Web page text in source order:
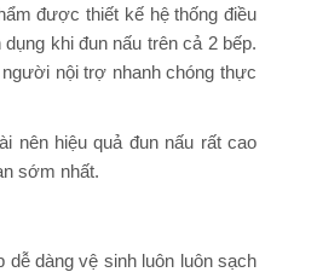
được thiết kế hệ thống điều
khi đun nấu trên cả 2 bếp.
nội trợ nhanh chóng thực
nên hiệu quả đun nấu rất cao
sớm nhất.
dàng vệ sinh luôn luôn sạch